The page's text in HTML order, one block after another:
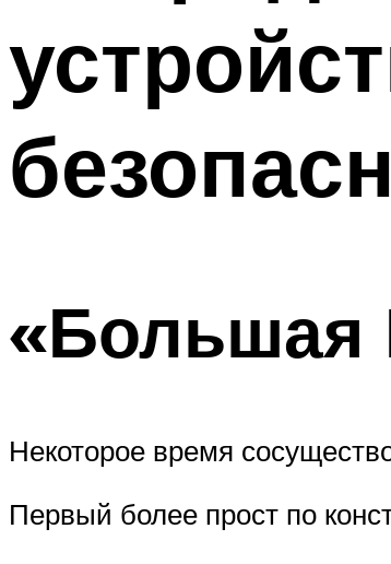
«Большая
Некоторое время
Первый более прост по